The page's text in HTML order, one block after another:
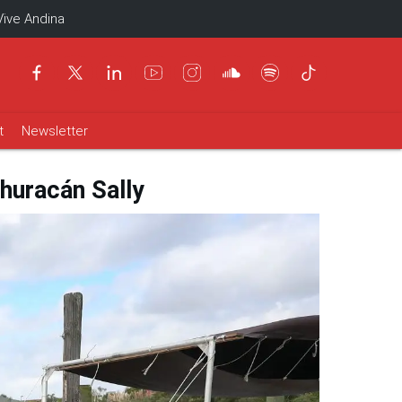
Andina
Newsletter
Sally